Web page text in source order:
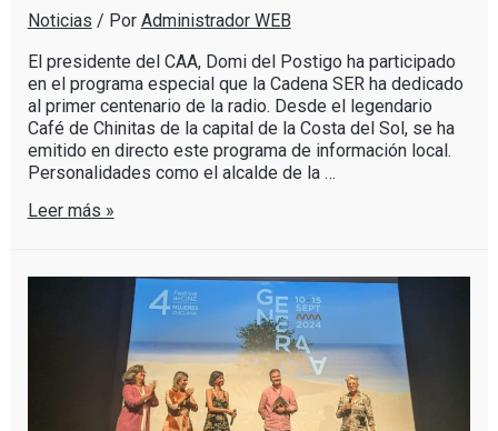
Noticias / Por Administrador WEB
El presidente del CAA, Domi del Postigo ha participado
en el programa especial que la Cadena SER ha dedicado
al primer centenario de la radio. Desde el legendario
Café de Chinitas de la capital de la Costa del Sol, se ha
emitido en directo este programa de información local.
Personalidades como el alcalde de la …
Leer más »